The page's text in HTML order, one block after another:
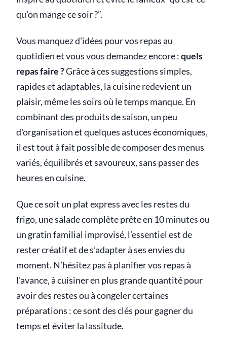
qu’on mange ce soir ?”.
Vous manquez d'idées pour vos repas au
quotidien et vous vous demandez encore :quels
repas faire ?Grâce à ces suggestions simples,
rapides et adaptables, la cuisine redevient un
plaisir, même les soirs où le temps manque. En
combinant des produits de saison, un peu
d'organisation et quelques astuces économiques,
il est tout à fait possible de composer des menus
variés, équilibrés et savoureux, sans passer des
heures en cuisine.
Que ce soit un plat express avec les restes du
frigo, une salade complète prête en 10 minutes ou
un gratin familial improvisé, l’essentiel est de
rester créatif et de s’adapter à ses envies du
moment. N’hésitez pas à planifier vos repas à
l’avance, à cuisiner en plus grande quantité pour
avoir des restes ou à congeler certaines
préparations : ce sont des clés pour gagner du
temps et éviter la lassitude.